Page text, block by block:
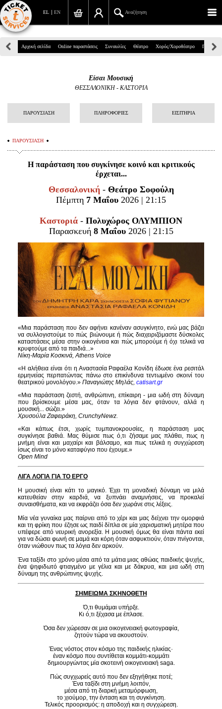
EN
EL Αναζήτηση
Πανεπιστημίου 39, Αθήνα
info@ticketservices.gr
Αναζήτηση
Σύνδεση/Εγγραφή
Αναζήτηση παραγγελίας
Πληροφορίες
Είσοδος διαχειριστή
Αρχική σελίδα Online παραστάσεις Συναυλίες Θέατρο Χορός/Χοροθέατρο Παιδικά
Είσαι Μουσική
ΘΕΣΣΑΛΟΝΙΚΗ - ΚΑΣΤΟΡΙΑ
ΠΑΡΟΥΣΙΑΣΗ ΠΛΗΡΟΦΟΡΙΕΣ ΕΙΣΙΤΗΡΙΑ
ΠΑΡΟΥΣΙΑΣΗ
Η παράσταση που συγκίνησε κοινό και κριτικούς
έρχεται...
Θεσσαλονική- Θεάτρο Σοφούλη
Πέμπτη 7 Μαΐου 2026 | 21:15
Καστοριά - Πολυχώρος ΟΛΥΜΠΙΟΝ
Παρασκευή 8 Μαΐου2026 | 21:15
«Μια παράσταση που δεν αφήνει κανέναν ασυγκίνητο, ενώ μας βάζει
να συλλογιστούμε το πώς βιώνουμε ή πώς διαχειριζόμαστε δύσκολες
καταστάσεις μέσα στην οικογένεια και πώς μπορούμε ή όχι τελικά να
κρυφτούμε από τα παιδιά...»
Νίκη-Μαρία Κοσκινά, Athens Voice
«Η αλήθεια είναι ότι η Αναστασία Ραφαέλα Κονίδη έδωσε ένα ρεσιτάλ
ερμηνείας περπατώντας πάνω στο επικίνδυνα τεντωμένο σκοινί του
θεατρικού μονολόγου.» Παναγιώτης Μηλάς, catisart.gr
«Μια παράσταση ζεστή, ανθρώπινη, επίκαιρη - μια ωδή στη δύναμη
που βρίσκουμε μέσα μας, όταν τα λόγια δεν φτάνουν, αλλά η
μουσική... σώζει.»
Χρυσούλα Ζαφειράκη, CrunchyNewz.
«Και κάπως έτσι, χωρίς τυμπανοκρουσίες, η παράσταση μας
συγκίνησε βαθιά. Μας θύμισε πως ό,τι ζήσαμε μας πλάθει, πως η
μνήμη είναι και μαχαίρι και βάλσαμο, και πως τελικά η συγχώρεση
ίσως είναι το μόνο καταφύγιο που έχουμε.»
Open Mind
ΛΙΓΑ ΛΟΓΙΑ ΓΙΑ ΤΟ ΕΡΓΟ
Η μουσική είναι κάτι το μαγικό. Έχει τη μοναδική δύναμη να μιλά
κατευθείαν στην καρδιά, να ξυπνάει αναμνήσεις, να προκαλεί
συναισθήματα, και να εκφράζει όσα δεν χωράνε στις λέξεις.
Μία νέα γυναίκα μας παίρνει από το χέρι και μας δείχνει την ομορφιά
και τη φρίκη που έζησε ως παιδί δίπλα σε μία χαρισματική μητέρα που
υπέφερε από νευρική ανορεξία. Η μουσική όμως θα είναι πάντα εκεί
για να δώσει φωνή σε μαμά και κόρη όταν ασφυκτιούν, όταν πνίγονται,
όταν νιώθουν πως τα λόγια δεν αρκούν.
Ένα ταξίδι στο χρόνο μέσα από τα μάτια μιας αθώας παιδικής ψυχής,
ένα ψηφιδωτό φτιαγμένο με γέλια και με δάκρυα, και μια ωδή στη
δύναμη της ανθρώπινης ψυχής.
ΣΗΜΕΙΩΜΑ ΣΚΗΝΟΘΕΤΗ
Ό,τι θυμάμαι υπήρξε.
Κι ό,τι ξέχασα με έπλασε.
Όσα δεν χώρεσαν σε μια οικογενειακή φωτογραφία,
ζητούν τώρα να ακουστούν.
Ένας νόστος στον κόσμο της παιδικής ηλικίας·
έναν κόσμο που συντίθεται κομμάτι-κομμάτι
δημιουργώντας μία σκοτεινή οικογενειακή saga.
Πώς συγχωρείς αυτό που δεν εξηγήθηκε ποτέ;
Ένα ταξίδι στη μνήμη λοιπόν,
μέσα από τη διαρκή μεταμόρφωση,
το χιούμορ, την ένταση και τη συγκίνηση.
Τελικός προορισμός: η αποδοχή και η συγχώρεση.